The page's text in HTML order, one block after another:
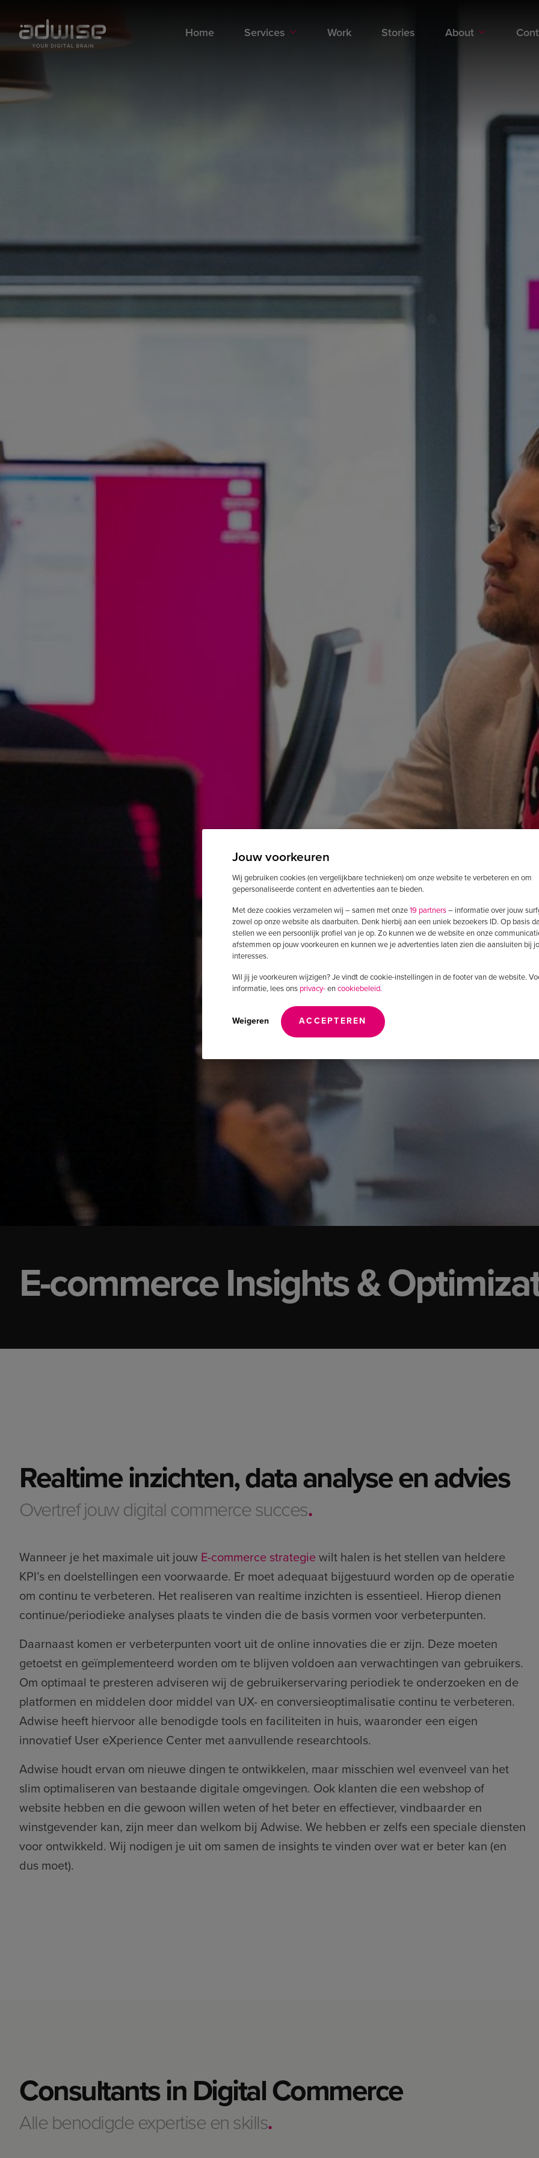
Jouw voorkeuren
Wij gebruiken cookies (en vergelijkbare technieken) om onze website te verbeteren en om
gepersonaliseerde content en advertenties aan te bieden.
Met deze cookies verzamelen wij – samen met onze19 partners– informatie over jouw
zowel op onze website als daarbuiten. Denk hierbij aan een uniek bezoekers ID. Op basis
stellen we een persoonlijk profiel van je op. Zo kunnen we de website en onze
afstemmen op jouw voorkeuren en kunnen we je advertenties laten zien die aansluiten bij
interesses.
Wil jij je voorkeuren wijzigen? Je vindt de cookie-instellingen in de footer van de website.
informatie, lees ons privacy-encookiebeleid.
Weigeren ACCEPTEREN
Home Services Work Stories About
E-commerce Insights &
Realtime inzichten, data analyse en advies
Overtref jouw digital commerce succes.
Wanneer je het maximale uit jouw E-commerce strategiewilt halen is het stellen van heldere
KPI’s en doelstellingen een voorwaarde. Er moet adequaat bijgestuurd worden op de operatie
om continu te verbeteren. Het realiseren van realtime inzichten is essentieel. Hierop dienen
continue/periodieke analyses plaats te vinden die de basis vormen voor verbeterpunten.
Daarnaast komen er verbeterpunten voort uit de online innovaties die er zijn. Deze moeten
getoetst en geïmplementeerd worden om te blijven voldoen aan verwachtingen van gebruikers.
Om optimaal te presteren adviseren wij de gebruikerservaring periodiek te onderzoeken en de
platformen en middelen door middel van UX- en conversieoptimalisatie continu te verbeteren.
Adwise heeft hiervoor alle benodigde tools en faciliteiten in huis, waaronder een eigen
innovatief User eXperience Center met aanvullende researchtools.
Adwise houdt ervan om nieuwe dingen te ontwikkelen, maar misschien wel evenveel van het
slim optimaliseren van bestaande digitale omgevingen. Ook klanten die een webshop of
website hebben en die gewoon willen weten of het beter en effectiever, vindbaarder en
winstgevender kan, zijn meer dan welkom bij Adwise. We hebben er zelfs een speciale diensten
voor ontwikkeld. Wij nodigen je uit om samen de insights te vinden over wat er beter kan (en
dus moet).
Consultants in Digital Commerce
Alle benodigde expertise en skills.